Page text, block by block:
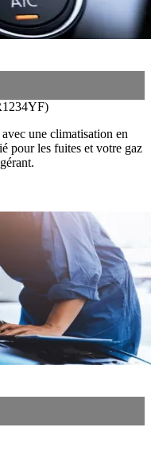
une climatisation en
pour les fuites et votre gaz